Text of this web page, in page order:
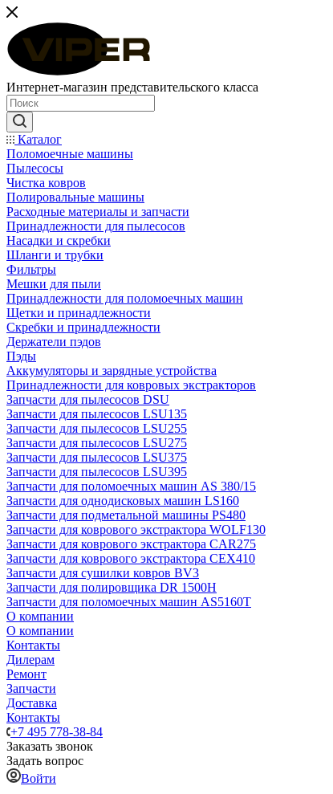
Интернет-магазин представительского класса
Каталог
Поломоечные машины
Пылесосы
Чистка ковров
Полировальные машины
Расходные материалы и запчасти
Принадлежности для пылесосов
Насадки и скребки
Шланги и трубки
Фильтры
Мешки для пыли
Принадлежности для поломоечных машин
Щетки и принадлежности
Скребки и принадлежности
Держатели пэдов
Пэды
Аккумуляторы и зарядные устройства
Принадлежности для ковровых экстракторов
Запчасти для пылесосов DSU
Запчасти для пылесосов LSU135
Запчасти для пылесосов LSU255
Запчасти для пылесосов LSU275
Запчасти для пылесосов LSU375
Запчасти для пылесосов LSU395
Запчасти для поломоечных машин AS 380/15
Запчасти для однодисковых машин LS160
Запчасти для подметальной машины PS480
Запчасти для коврового экстрактора WOLF130
Запчасти для коврового экстрактора CAR275
Запчасти для коврового экстрактора CEX410
Запчасти для сушилки ковров BV3
Запчасти для полировщика DR 1500H
Запчасти для поломоечных машин AS5160T
О компании
О компании
Контакты
Дилерам
Ремонт
Запчасти
Доставка
Контакты
+7 495 778-38-84
Заказать звонок
Задать вопрос
Войти